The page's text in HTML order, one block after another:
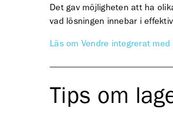
Det gav möjligheten att ha
vad lösningen innebar i
Läs om Vendre integrerat med
Tips om